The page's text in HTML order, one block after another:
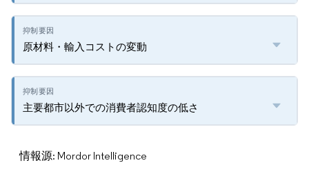
原材料・輸入コストの変動
主要都市以外での消費者認知度の低さ
情報源: Mordor Intelligence